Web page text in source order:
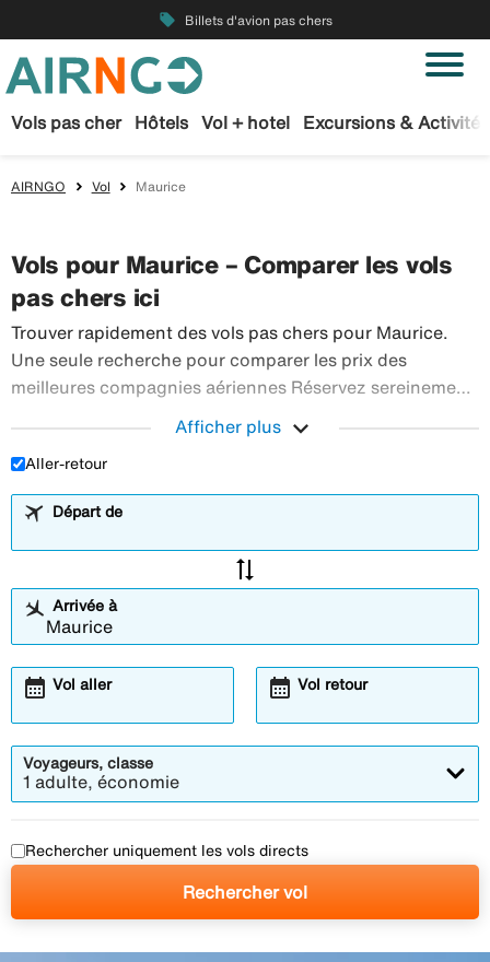
local_offer Billets d'avion pas chers
Vols pas cher Hôtels Vol + hotel Excursions & Activités
AIRNGO Vol Maurice
Vols pour Maurice – Comparer les vols
pas chers ici
Trouver rapidement des vols pas chers pour Maurice.
Une seule recherche pour comparer les prix des
meilleures compagnies aériennes Réservez sereinement
étendue de voyages en avion à destination du monde
entier.Trouver rapidement des vols pas chers pour
Afficher plus expand_more
Aller-retour
Départ de
sync_alt
Arrivée à
Vol aller
calendar_month Vol retour
calendar_month
Voyageurs, classe
1 adulte, économie
Rechercher uniquement les vols directs
Rechercher vol